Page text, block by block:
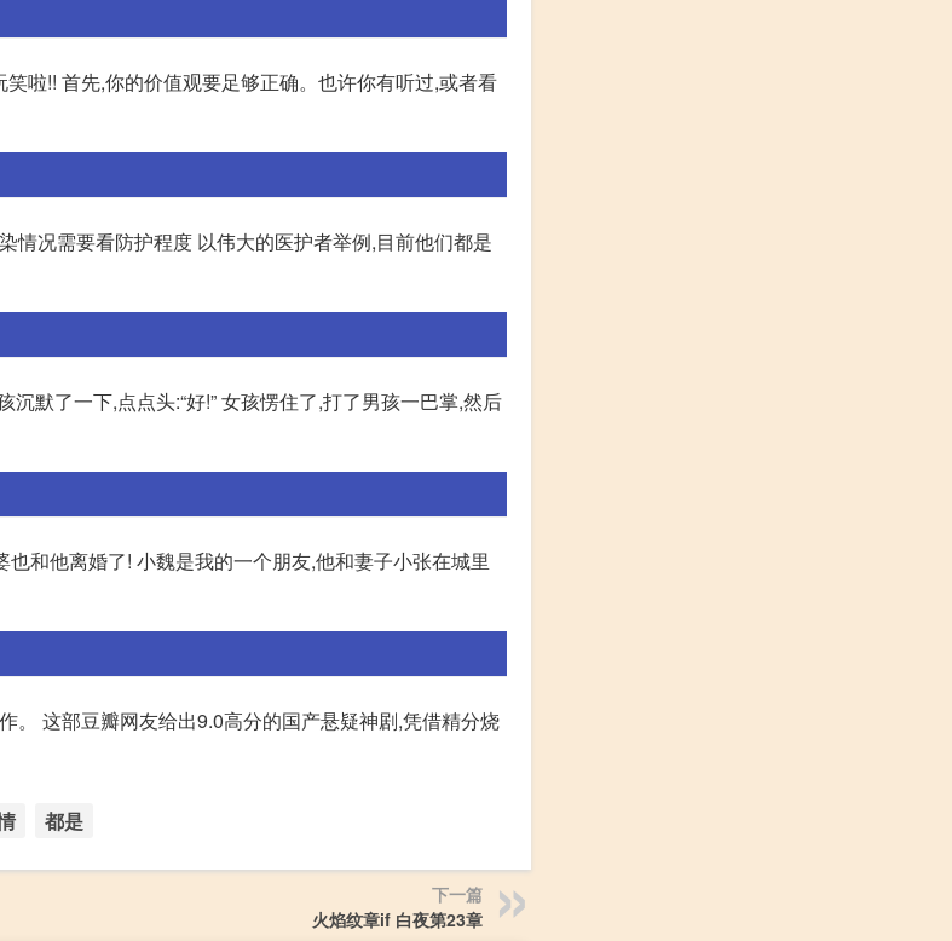
啦!! 首先,你的价值观要足够正确。也许你有听过,或者看
情况需要看防护程度 以伟大的医护者举例,目前他们都是
默了一下,点点头:“好!” 女孩愣住了,打了男孩一巴掌,然后
和他离婚了! 小魏是我的一个朋友,他和妻子小张在城里
。 这部豆瓣网友给出9.0高分的国产悬疑神剧,凭借精分烧
都是
下一篇
火焰纹章if 白夜第23章